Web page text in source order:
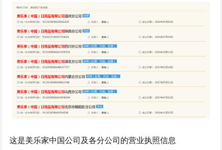
这是美乐家中国公司及各分公司的营业执照信息